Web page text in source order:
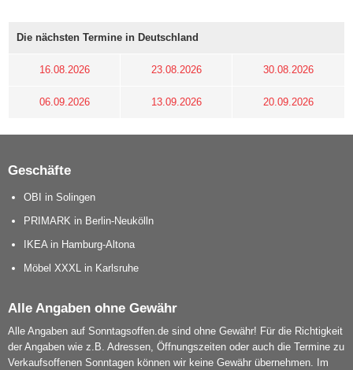
Die nächsten Termine in Deutschland
16.08.2026 23.08.2026 30.08.2026
06.09.2026 13.09.2026 20.09.2026
Geschäfte
OBI in Solingen
PRIMARK in Berlin-Neukölln
IKEA in Hamburg-Altona
Möbel XXXL in Karlsruhe
Alle Angaben ohne Gewähr
Alle Angaben auf Sonntagsoffen.de sind ohne Gewähr! Für die Richtigkeit
der Angaben wie z.B. Adressen, Öffnungszeiten oder auch die Termine zu
Verkaufsoffenen Sonntagen können wir keine Gewähr übernehmen. Im